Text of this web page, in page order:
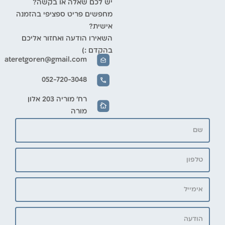
יש לכם שאלה או בקשה?
מחפשים פריט ספציפי בהזמנה
אישית?
השאירו הודעה ואחזור אליכם
בהקדם :)
ateretgoren@gmail.com
052-720-3048
רח' מוריה 203 אלון
מורה